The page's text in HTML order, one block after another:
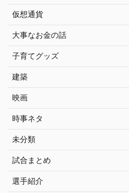
仮想通貨
大事なお金の話
子育てグッズ
建築
映画
時事ネタ
未分類
試合まとめ
選手紹介